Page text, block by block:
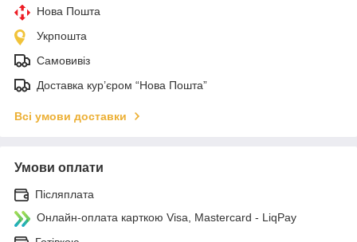
Нова Пошта
Укрпошта
Самовивіз
Доставка кур’єром “Нова Пошта”
Всі умови доставки
Умови оплати
Післяплата
Онлайн-оплата карткою Visa, Mastercard - LiqPay